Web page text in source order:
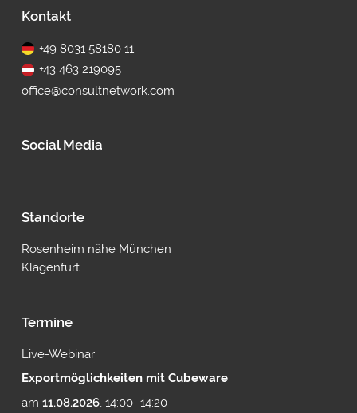
Fußbereich
Kontakt
+49 8031 58180 11
+43 463 219095
office@consultnetwork.com
Social Media
Standorte
Rosenheim nähe München
Klagenfurt
Termine
Live-Webinar
Exportmöglichkeiten mit Cubeware
am 11.08.2026, 14:00–14:20